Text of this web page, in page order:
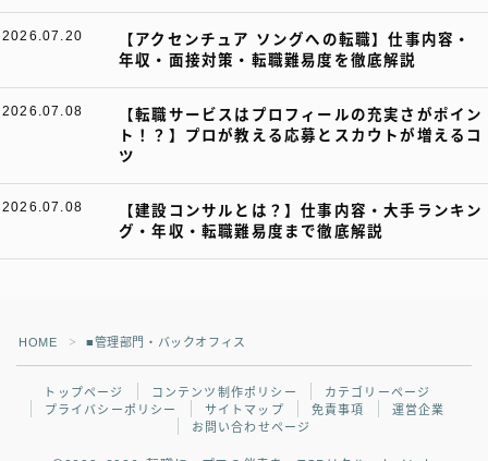
【アクセンチュア ソングへの転職】仕事内容・
年収・面接対策・転職難易度を徹底解説
2026.07.20
【転職サービスはプロフィールの充実さがポイン
ト！？】プロが教える応募とスカウトが増えるコ
ツ
2026.07.08
【建設コンサルとは？】仕事内容・大手ランキン
グ・年収・転職難易度まで徹底解説
2026.07.08
HOME ＞ ■管理部門・バックオフィス
トップページ コンテンツ制作ポリシー
カテゴリーページ
プライバシーポリシー
サイトマップ 免責事項
運営企業
お問い合わせページ